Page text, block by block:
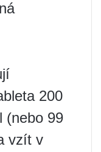
200
(nebo 99
vzít v